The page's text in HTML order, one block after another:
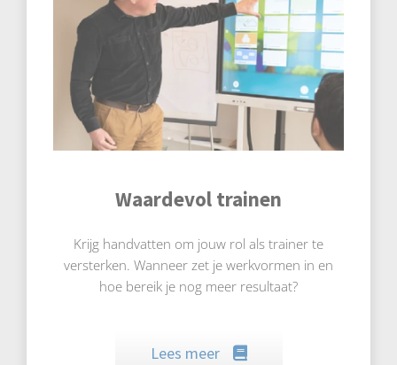
Waardevol trainen
Krijg handvatten om jouw rol als trainer te
versterken. Wanneer zet je werkvormen in en
hoe bereik je nog meer resultaat?
Lees meer